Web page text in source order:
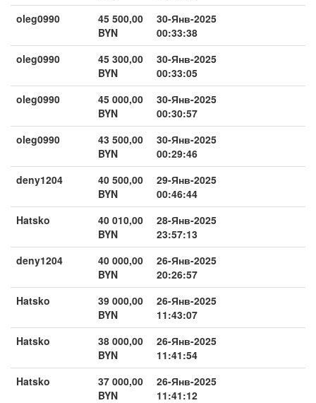
oleg0990
45 500,00
BYN
30-Янв-2025
00:33:38
oleg0990
45 300,00
BYN
30-Янв-2025
00:33:05
oleg0990
45 000,00
BYN
30-Янв-2025
00:30:57
oleg0990
43 500,00
BYN
30-Янв-2025
00:29:46
deny1204
40 500,00
BYN
29-Янв-2025
00:46:44
Hatsko
40 010,00
BYN
28-Янв-2025
23:57:13
deny1204
40 000,00
BYN
26-Янв-2025
20:26:57
Hatsko
39 000,00
BYN
26-Янв-2025
11:43:07
Hatsko
38 000,00
BYN
26-Янв-2025
11:41:54
Hatsko
37 000,00
BYN
26-Янв-2025
11:41:12